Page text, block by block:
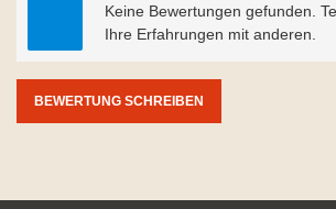
Keine Bewertungen gefunden.
Ihre Erfahrungen mit anderen.
BEWERTUNG SCHREIBEN